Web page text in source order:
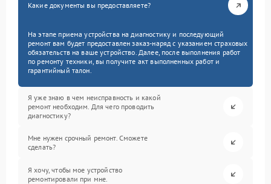
Какие документы вы предоставляете?
На этапе приема устройства на диагностику и последующий
ремонт вам будет предоставлен заказ-наряд с указанием страховых
обязательств на ваше устройство. Далее, после выполнения работ
по ремонту техники, вы получите акт выполненных работ и
гарантийный талон.
Я уже знаю в чем неисправность и какой
ремонт необходим. Для чего проводить
диагностику?
Мне нужен срочный ремонт. Сможете
сделать?
Я хочу, чтобы мое устройство
ремонтировали при мне.